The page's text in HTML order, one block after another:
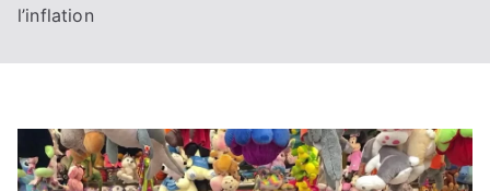
l’inflation